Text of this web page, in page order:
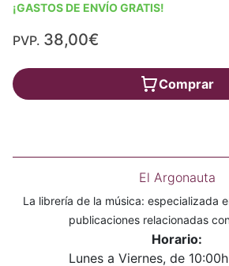
¡GASTOS DE ENVÍO GRATIS!
PVP. 38,00€
Comprar
El Argonauta
La librería de la música: especializada
publicaciones relacionadas
Horario:
Lunes a Viernes, de